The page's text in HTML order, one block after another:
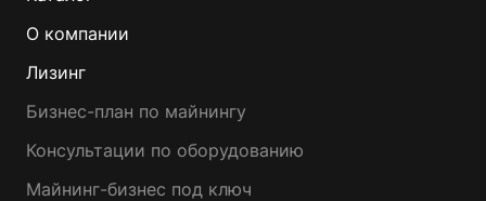
О компании
Лизинг
Бизнес-план по майнингу
Консультации по оборудованию
Майнинг-бизнес под ключ